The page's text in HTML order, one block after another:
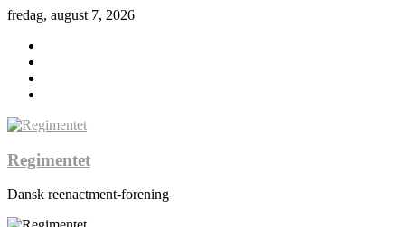
fredag, august 7, 2026
Regimentet
Dansk reenactment-forening